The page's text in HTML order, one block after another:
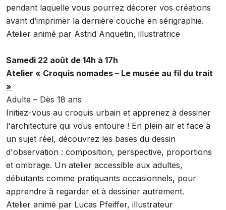
pendant laquelle vous pourrez décorer vos créations
avant d’imprimer la dernière couche en sérigraphie.
Atelier animé par Astrid Anquetin, illustratrice
Samedi 22 août de 14h à 17h
Atelier « Croquis nomades – Le musée au fil du trait
»
Adulte – Dès 18 ans
Initiez-vous au croquis urbain et apprenez à dessiner
l'architecture qui vous entoure ! En plein air et face à
un sujet réel, découvrez les bases du dessin
d'observation : composition, perspective, proportions
et ombrage. Un atelier accessible aux adultes,
débutants comme pratiquants occasionnels, pour
apprendre à regarder et à dessiner autrement.
Atelier animé par Lucas Pfeiffer, illustrateur